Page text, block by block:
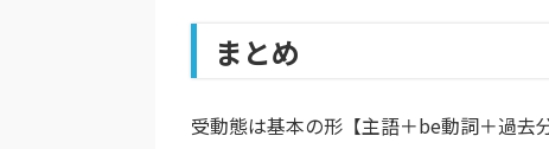
まとめ
受動態は基本の形【主語＋be動詞＋過去